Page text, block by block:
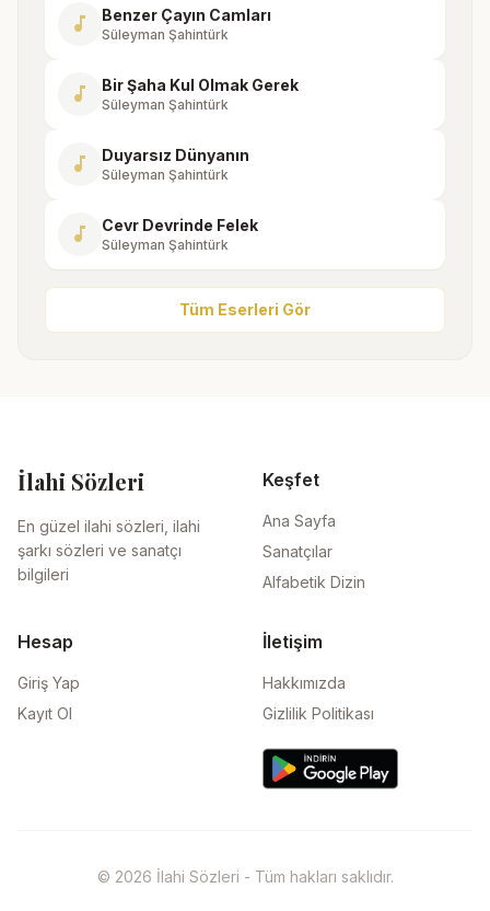
music_note Benzer Çayın Camları
Süleyman Şahintürk
music_note Bir Şaha Kul Olmak Gerek
Süleyman Şahintürk
music_note Duyarsız Dünyanın
Süleyman Şahintürk
music_note Cevr Devrinde Felek
Süleyman Şahintürk
Tüm Eserleri Gör
İlahi Sözleri
En güzel ilahi sözleri, ilahi
şarkı sözleri ve sanatçı
bilgileri
Keşfet
Ana Sayfa
Sanatçılar
Alfabetik Dizin
Hesap
Giriş Yap
Kayıt Ol
İletişim
Hakkımızda
Gizlilik Politikası
© 2026 İlahi Sözleri - Tüm hakları saklıdır.